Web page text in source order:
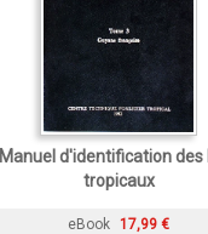
Manuel d'identification des
tropicaux
eBook 17,99 €